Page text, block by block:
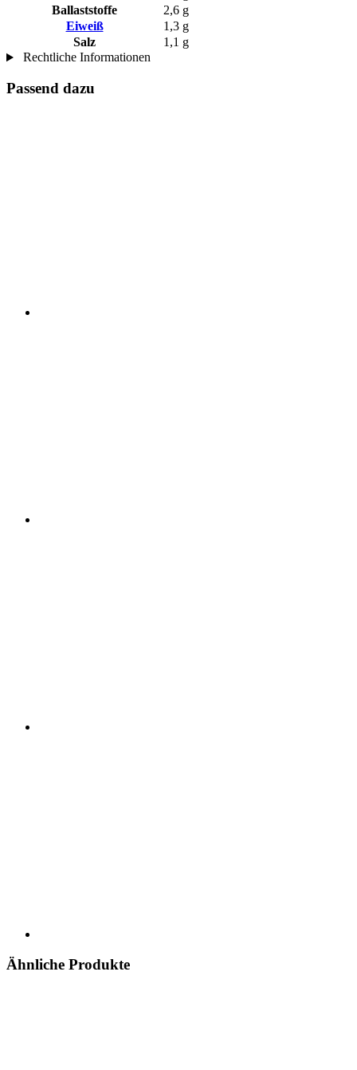
Ballaststoffe
2,6 g
Eiweiß
1,3 g
Salz
1,1 g
Rechtliche Informationen
Passend dazu
Ähnliche Produkte